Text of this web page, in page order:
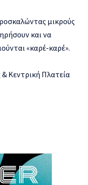
μικρούς
και να
«καρέ-καρέ».
Κεντρική Πλατεία